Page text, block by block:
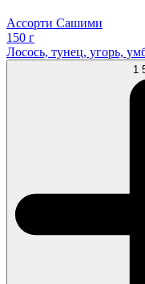
Ассорти Сашими
150 г
Лосось, тунец, угорь,
1